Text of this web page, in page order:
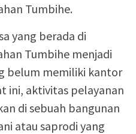
Tumbihe.
yang berada di
Tumbihe menjadi
belum memiliki kantor
ini, aktivitas pelayanan
di sebuah bangunan
atau saprodi yang